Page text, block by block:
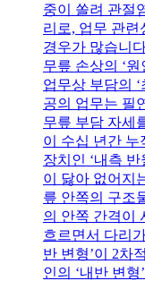
중이 쏠려 관절
리로, 업무 관련
경우가 많습니
무릎 손상의 ‘
업무상 부담의
공의 업무는 필
무릎 부담 자세
이 수십 년간 누
장치인 ‘내측
이 닳아 없어지
릎 안쪽의 구조
의 안쪽 간격이
흐르면서 다리
반 변형’이 2차
인의 ‘내반 변